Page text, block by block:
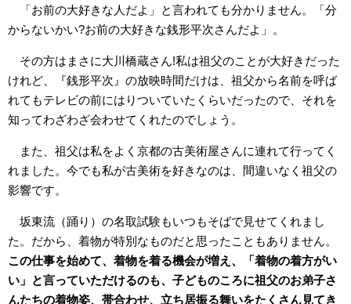
「お前の大好きな人だよ」と言われても分かりません。「分
からないかい?お前の大好きな銭形平次さんだよ」。
その方はまさに大川橋蔵さん!私は祖父のことが大好きだった
けれど、『銭形平次』の放映時間だけは、祖父から名前を呼ば
れてもテレビの前にはりついていたくらいだったので、それを
知ってわざわざ会わせてくれたのでしょう。
また、祖父は私をよく京都の古美術屋さんに連れて行ってく
れました。今でも私が古美術を好きなのは、間違いなく祖父の
影響です。
坂東流（踊り）の名取試験もいつもそばで見せてくれまし
た。だから、着物が特別なものだと思ったこともありません。
この仕事を始めて、着物を着る機会が増え、「着物の着方がい
い」と言っていただけるのも、子どものころに祖父のお弟子さ
んたちの着物姿、帯合わせ、立ち居振る舞いをたくさん見てき